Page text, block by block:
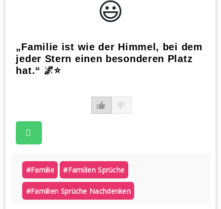
😃️
„Familie ist wie der Himmel, bei dem
jeder Stern einen besonderen Platz
hat.“ 🌌⭐
#familie #familien Sprüche
#familien Sprüche Nachdenken